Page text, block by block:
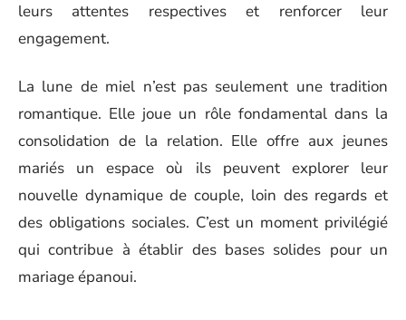
leurs attentes respectives et renforcer leur
engagement.
La lune de miel n’est pas seulement une tradition
romantique. Elle joue un rôle fondamental dans la
consolidation de la relation. Elle offre aux jeunes
mariés un espace où ils peuvent explorer leur
nouvelle dynamique de couple, loin des regards et
des obligations sociales. C’est un moment privilégié
qui contribue à établir des bases solides pour un
mariage épanoui.